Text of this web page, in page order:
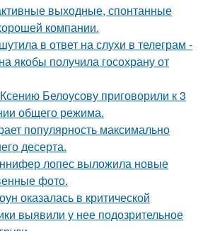
выходные, спонтанные
компании.
в ответ на слухи в телеграм -
якобы получила госохрану от
Белоусову приговорили к 3
общего режима.
популярность максимально
десерта.
лопес выложила новые
фото.
оказалась в критической
выявили у нее подозрительное